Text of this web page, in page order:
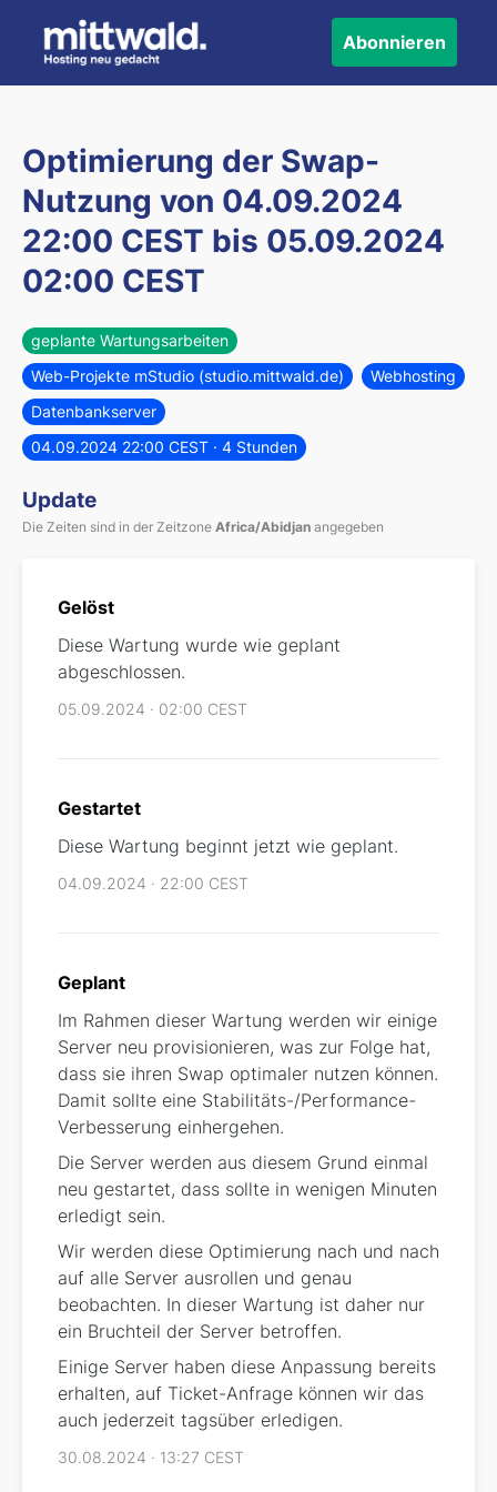
Abonnieren
Optimierung der Swap-
Nutzung von 04.09.2024
22:00 CEST bis 05.09.2024
02:00 CEST
geplante Wartungsarbeiten
Web-Projekte mStudio (studio.mittwald.de)
Webhosting
Datenbankserver
04.09.2024 22:00 CEST · 4 Stunden
Update
Die Zeiten sind in der Zeitzone Africa/Abidjan angegeben
Gelöst
Diese Wartung wurde wie geplant
abgeschlossen.
05.09.2024 · 02:00 CEST
Gestartet
Diese Wartung beginnt jetzt wie geplant.
04.09.2024 · 22:00 CEST
Geplant
Im Rahmen dieser Wartung werden wir einige
Server neu provisionieren, was zur Folge hat,
dass sie ihren Swap optimaler nutzen können.
Damit sollte eine Stabilitäts-/Performance-
Verbesserung einhergehen.
Die Server werden aus diesem Grund einmal
neu gestartet, dass sollte in wenigen Minuten
erledigt sein.
Wir werden diese Optimierung nach und nach
auf alle Server ausrollen und genau
beobachten. In dieser Wartung ist daher nur
ein Bruchteil der Server betroffen.
Einige Server haben diese Anpassung bereits
erhalten, auf Ticket-Anfrage können wir das
auch jederzeit tagsüber erledigen.
30.08.2024 · 13:27 CEST